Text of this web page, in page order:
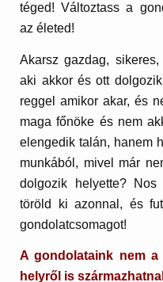
téged! Változtass a
az életed!
Akarsz gazdag,
aki akkor és ott
reggel amikor akar, és
maga főnöke és nem
elengedik talán, hanem
munkából, mivel már
dolgozik helyette?
töröld ki azonnal, és
gondolatcsomagot!
A gondolataink nem
helyről is